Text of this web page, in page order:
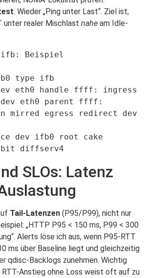
: Wieder „Ping unter Last“. Ziel ist,
unter realer Mischlast nahe am Idle-
Beispiel
type ifb
eth0 handle ffff: ingress
eth0 parent ffff:
mirred egress redirect dev
dev ifb0 root cake
diffserv4
SLOs: Latenz
Tail-Latenzen (P95/P99), nicht nur
„HTTP P95 < 150 ms, P99 < 300
Alerts löse ich aus, wenn P95-RTT
ms über Baseline liegt und gleichzeitig
qdisc-Backlogs zunehmen. Wichtig
RTT-Anstieg ohne Loss weist oft auf zu